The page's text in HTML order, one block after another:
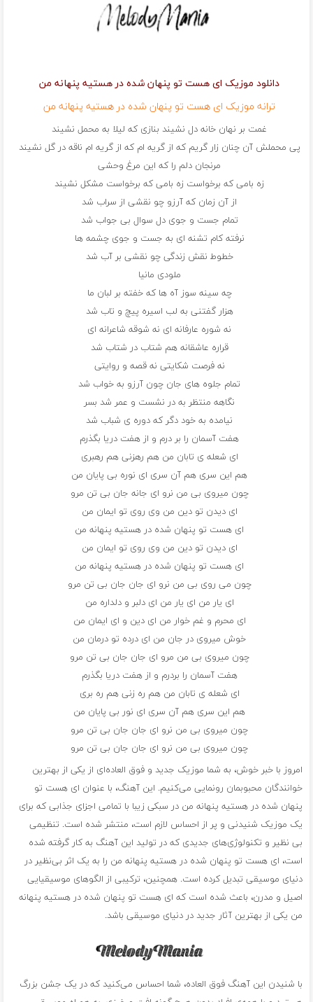
دانلود موزیک ای هست تو پنهان شده در هستیه پنهانه من
ترانه موزیک ای هست تو پنهان شده در هستیه پنهانه من
غمت بر نهان خانه دل نشیند بنازی که لیلا به محمل نشیند
پی محملش آن چنان زار گریم که از گریه ام که از گریه ام ناقه در گل نشیند
مرنجان دلم را که این مرغ وحشی
زه بامی که برخواست زه بامی که برخواست مشکل نشیند
از آن زمان که آرزو چو نقشی از سراب شد
تمام جست و جوی دل سوال بی جواب شد
نرفته کام تشنه ای به جست و جوی چشمه ها
خطوط نقش زندگی چو نقشی بر آب شد
ملودی مانیا
چه سینه سوز آه ها که خفته بر لبان ما
هزار گفتنی به لب اسیره پیچ و تاب شد
نه شوره عارفانه ای نه شوقه شاعرانه ای
قراره عاشقانه هم شتاب در شتاب شد
نه فرصت شکایتی نه قصه و روایتی
تمام جلوه های جان چون آرزو به خواب شد
نگاهه منتظر به در نشست و عمر شد بسر
نیامده به خود دگر که دوره ی شباب شد
هفت آسمان را بر درم و از هفت دریا بگذرم
ای شعله ی تابان من هم رهزنی هم رهبری
هم این سری هم آن سری ای نوره بی پایان من
چون میروی بی من نرو ای جانه جان بی تن مرو
ای دیدن تو دین من وی روی تو ایمان من
ای هست تو پنهان شده در هستیه پنهانه من
ای دیدن تو دین من وی روی تو ایمان من
ای هست تو پنهان شده در هستیه پنهانه من
چون می روی بی من نرو ای جان جان بی تن مرو
ای یار من ای یار من ای دلبر و دلداره من
ای محرم و غم خوار من ای دین و ای ایمان من
خوش میروی در جان من ای درده تو درمان من
چون میروی بی من مرو ای جان جان بی تن مرو
هفت آسمان را بردرم و از هفت دریا بگذرم
ای شعله ی تابان من هم ره زنی هم ره بری
هم این سری هم آن سری ای نور بی پایان من
چون میروی بی من نرو ای جان جان بی تن مرو
چون میروی بی من نرو ای جان جان بی تن مرو
امروز با خبر خوش، به شما موزیک جدید و فوق العاده‌ای از یکی از بهترین
خوانندگان محبوبمان رونمایی می‌کنیم. این آهنگ، با عنوان ای هست تو
پنهان شده در هستیه پنهانه من در سبکی زیبا با تمامی اجزای جذابی که برای
یک موزیک شنیدنی و پر از احساس لازم است، منتشر شده است. تنظیمی
بی نظیر و تکنولوژی‌های جدیدی که در تولید این آهنگ به کار گرفته شده
است، ای هست تو پنهان شده در هستیه پنهانه من را به یک اثر بی‌نظیر در
دنیای موسیقی تبدیل کرده است. همچنین، ترکیبی از الگوهای موسیقیایی
اصیل و مدرن، باعث شده است که ای هست تو پنهان شده در هستیه پنهانه
من یکی از بهترین آثار جدید در دنیای موسیقی باشد.
با شنیدن این آهنگ فوق العاده، شما احساس می‌کنید که در یک جشن بزرگ